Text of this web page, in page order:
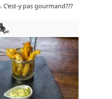
y pas gourmand???